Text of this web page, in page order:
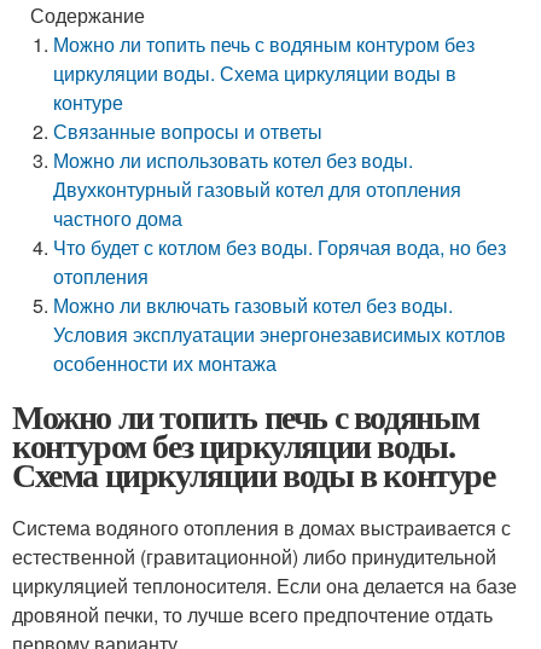
Содержание
Можно ли топить печь с водяным контуром без
циркуляции воды. Схема циркуляции воды в
контуре
Связанные вопросы и ответы
Можно ли использовать котел без воды.
Двухконтурный газовый котел для отопления
частного дома
Что будет с котлом без воды. Горячая вода, но без
отопления
Можно ли включать газовый котел без воды.
Условия эксплуатации энергонезависимых котлов
особенности их монтажа
Можно ли топить печь с водяным
контуром без циркуляции воды.
Схема циркуляции воды в контуре
Система водяного отопления в домах выстраивается с
естественной (гравитационной) либо принудительной
циркуляцией теплоносителя. Если она делается на базе
дровяной печки, то лучше всего предпочтение отдать